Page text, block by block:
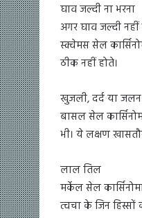
घाव जल्दी ना भरना
अगर घाव जल्दी
स्क्वेमस सेल
ठीक नहीं होते।
खुजली, दर्द या जलन
बासल सेल
भी। ये लक्षण
लाल तिल
मर्केल सेल
त्वचा के जिन